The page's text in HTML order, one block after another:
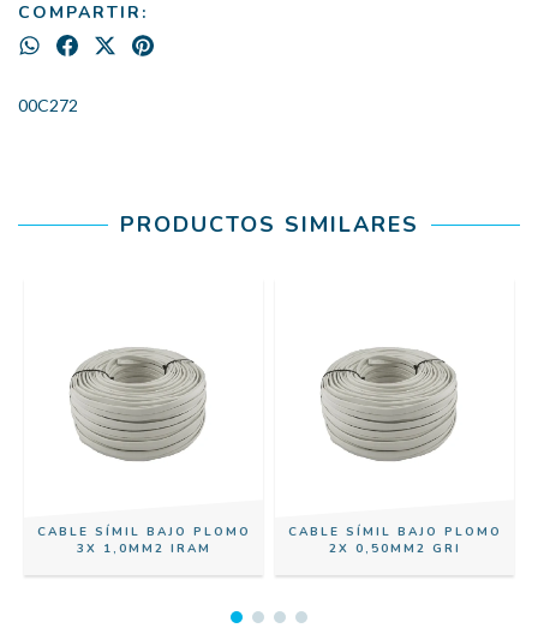
COMPARTIR:
00C272
PRODUCTOS SIMILARES
CABLE SÍMIL BAJO PLOMO
3X 1,0MM2 IRAM
CABLE SÍMIL BAJO PLOMO
2X 0,50MM2 GRI